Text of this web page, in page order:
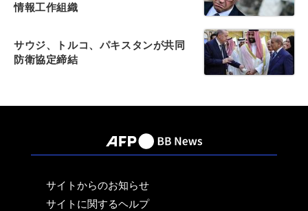
情報工作組織
サウジ、トルコ、パキスタンが共同
防衛協定締結
サイトからのお知らせ
サイトに関するヘルプ